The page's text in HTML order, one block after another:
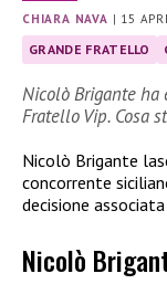
CHIARA NAVA | 15
GRANDE FRATELLO
Nicolò Brigante ha
Fratello Vip. Cosa
Nicolò Brigante
concorrente
decisione
Nicolò